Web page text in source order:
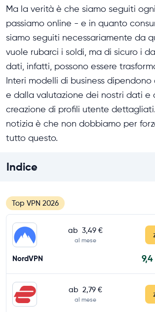
Ma la verità è che siamo seguiti
passiamo online - e in quanto
siamo seguiti necessariamente da
vuole rubarci i soldi, ma di sicuro i
dati, infatti, possono essere
Interi modelli di business
e dalla valutazione dei nostri dati e
creazione di profili utente
notizia è che non dobbiamo per
tutto questo.
Indice
Top VPN 2026
ab 3,49 €
al mese
NordVPN 9,4
ab 2,79 €
al mese